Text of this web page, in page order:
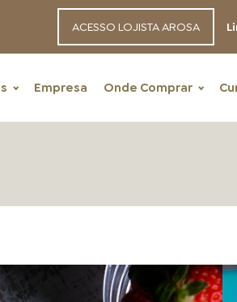
ACESSO LOJISTA AROSA
Empresa Onde Comprar